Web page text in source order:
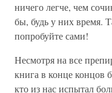
ничего легче, чем
бы, будь у них время.
попробуйте сами!
Несмотря на все
книга в конце концов
кто из нас испытал